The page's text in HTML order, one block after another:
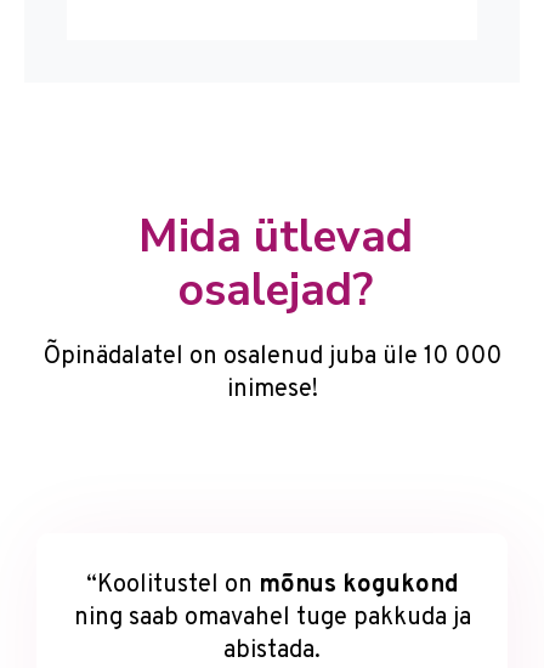
Mida ütlevad
osalejad?
Õpinädalatel on osalenud juba üle 10 000
inimese!
“Koolitustel on mõnus kogukond
ning saab omavahel tuge pakkuda ja
abistada.